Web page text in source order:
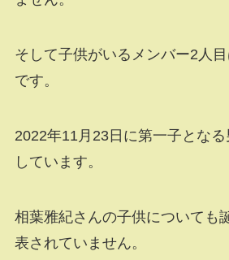
そして子供がいるメンバー2人
です。
2022年11月23日に第一子とな
しています。
相葉雅紀さんの子供についても
表されていません。